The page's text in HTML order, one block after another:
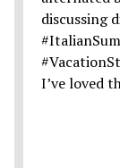
I’ve loved